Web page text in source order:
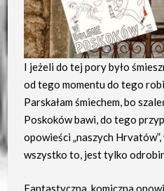
I jeżeli do tej pory było
od tego momentu do tego
Parskałam śmiechem, bo
Poskoków bawi, do tego
opowieści „naszych Hrvatów”,
wszystko to, jest tylko
Fantastyczna, komiczna